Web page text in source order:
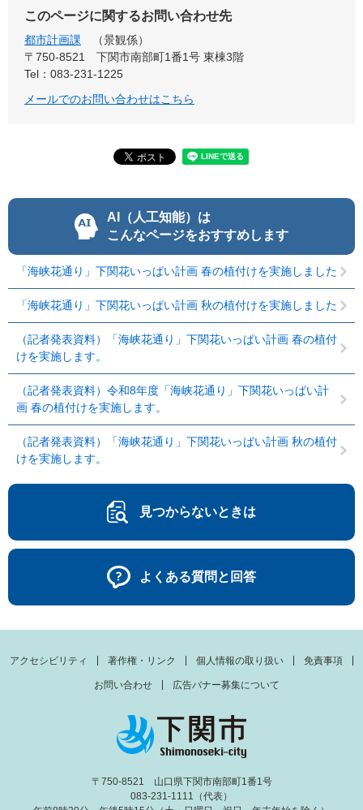
このページに関するお問い合わせ先
都市計画課
景観係
〒750-8521
下関市南部町1番1号 東棟3階
Tel：083-231-1225
メールでのお問い合わせはこちら
AI（人工知能）は
こんなページをおすすめします
「海峡花通り」下関花いっぱい計画 春の植付けを実施しました
「海峡花通り」下関花いっぱい計画 秋の植付けを実施しました
（記者発表資料）「海峡花通り」下関花いっぱい計画 春の植付
けを実施します。
（記者発表資料）令和8年度「海峡花通り」下関花いっぱい計
画 春の植付けを実施します。
（記者発表資料）「海峡花通り」下関花いっぱい計画 秋の植付
けを実施します。
見つからないときは
よくある質問と回答
アクセシビリティ 著作権・リンク 個人情報の取り扱い 免責事項
お問い合わせ 広告バナー募集について
〒750-8521 山口県下関市南部町1番1号
083-231-1111（代表）